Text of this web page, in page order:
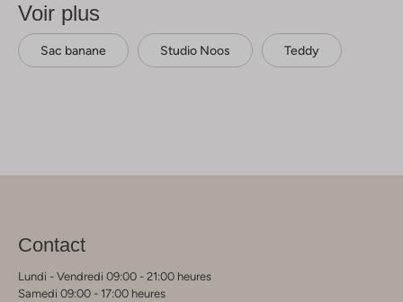
Voir plus
Sac banane Studio Noos Teddy
Contact
Lundi - Vendredi 09:00 - 21:00 heures
Samedi 09:00 - 17:00 heures